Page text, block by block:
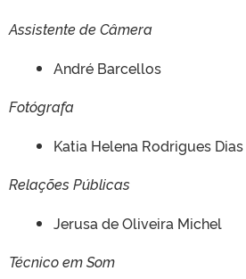
Assistente de Câmera
André Barcellos
Fotógrafa
Katia Helena Rodrigues Dias
Relações Públicas
Jerusa de Oliveira Michel
Técnico em Som